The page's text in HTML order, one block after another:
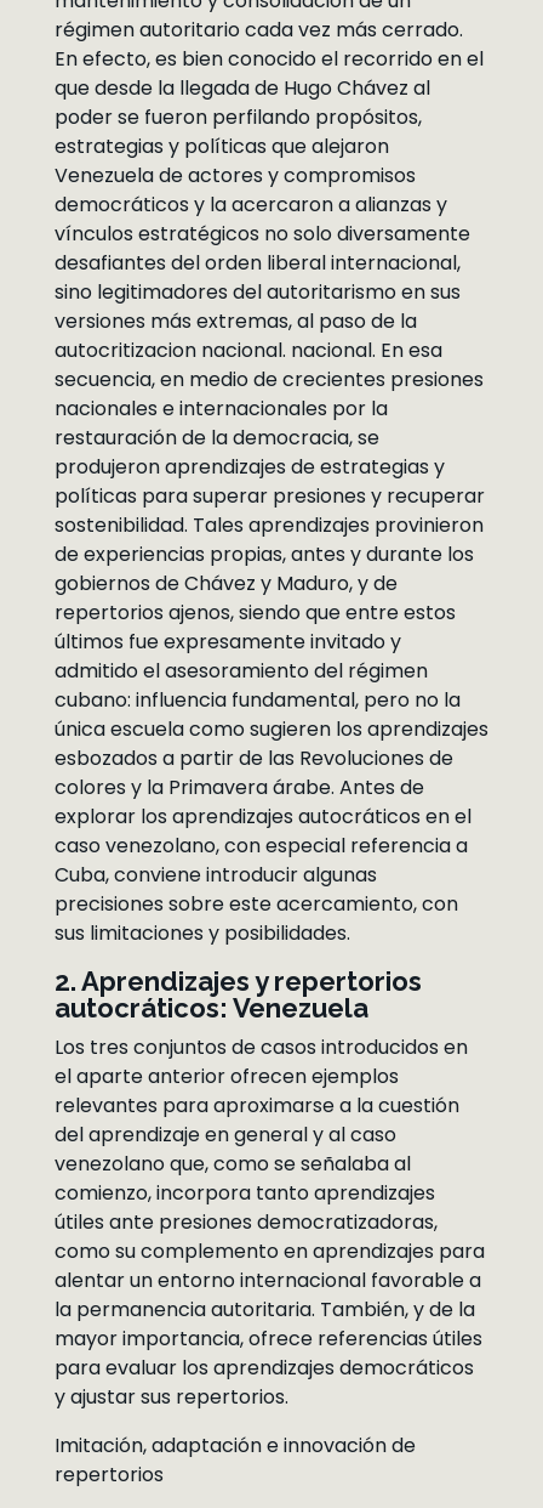
régimen autoritario cada vez más cerrado.
En efecto, es bien conocido el recorrido en el
que desde la llegada de Hugo Chávez al
poder se fueron perfilando propósitos,
estrategias y políticas que alejaron
Venezuela de actores y compromisos
democráticos y la acercaron a alianzas y
vínculos estratégicos no solo diversamente
desafiantes del orden liberal internacional,
sino legitimadores del autoritarismo en sus
versiones más extremas, al paso de la
autocritizacion nacional. nacional. En esa
secuencia, en medio de crecientes presiones
nacionales e internacionales por la
restauración de la democracia, se
produjeron aprendizajes de estrategias y
políticas para superar presiones y recuperar
sostenibilidad. Tales aprendizajes provinieron
de experiencias propias, antes y durante los
gobiernos de Chávez y Maduro, y de
repertorios ajenos, siendo que entre estos
últimos fue expresamente invitado y
admitido el asesoramiento del régimen
cubano: influencia fundamental, pero no la
única escuela como sugieren los aprendizajes
esbozados a partir de las Revoluciones de
colores y la Primavera árabe. Antes de
explorar los aprendizajes autocráticos en el
caso venezolano, con especial referencia a
Cuba, conviene introducir algunas
precisiones sobre este acercamiento, con
sus limitaciones y posibilidades.
2. Aprendizajes y repertorios
autocráticos: Venezuela
Los tres conjuntos de casos introducidos en
el aparte anterior ofrecen ejemplos
relevantes para aproximarse a la cuestión
del aprendizaje en general y al caso
venezolano que, como se señalaba al
comienzo, incorpora tanto aprendizajes
útiles ante presiones democratizadoras,
como su complemento en aprendizajes para
alentar un entorno internacional favorable a
la permanencia autoritaria. También, y de la
mayor importancia, ofrece referencias útiles
para evaluar los aprendizajes democráticos
y ajustar sus repertorios.
Imitación, adaptación e innovación de
repertorios